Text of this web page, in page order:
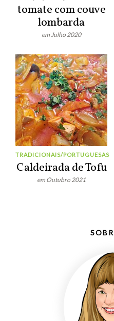
tomate com couve
lombarda
em Julho 2020
TRADICIONAIS/PORTUGUESAS
Caldeirada de Tofu
em Outubro 2021